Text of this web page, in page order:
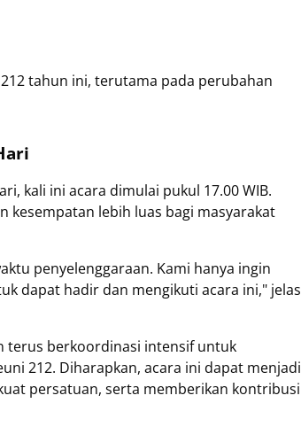
tahun ini, terutama pada perubahan
kali ini acara dimulai pukul 17.00 WIB.
lebih luas bagi masyarakat
penyelenggaraan. Kami hanya ingin
dapat hadir dan mengikuti acara ini," jelas
terus berkoordinasi intensif untuk
212. Diharapkan, acara ini dapat menjadi
persatuan, serta memberikan kontribusi